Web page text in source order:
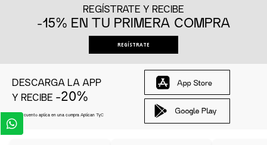
REGÍSTRATE Y RECIBE
-15% EN TU PRIMERA COMPRA
REGÍSTRATE
DESCARGA LA APP
Y RECIBE -20%
El descuento aplica en una compra Aplican TyC